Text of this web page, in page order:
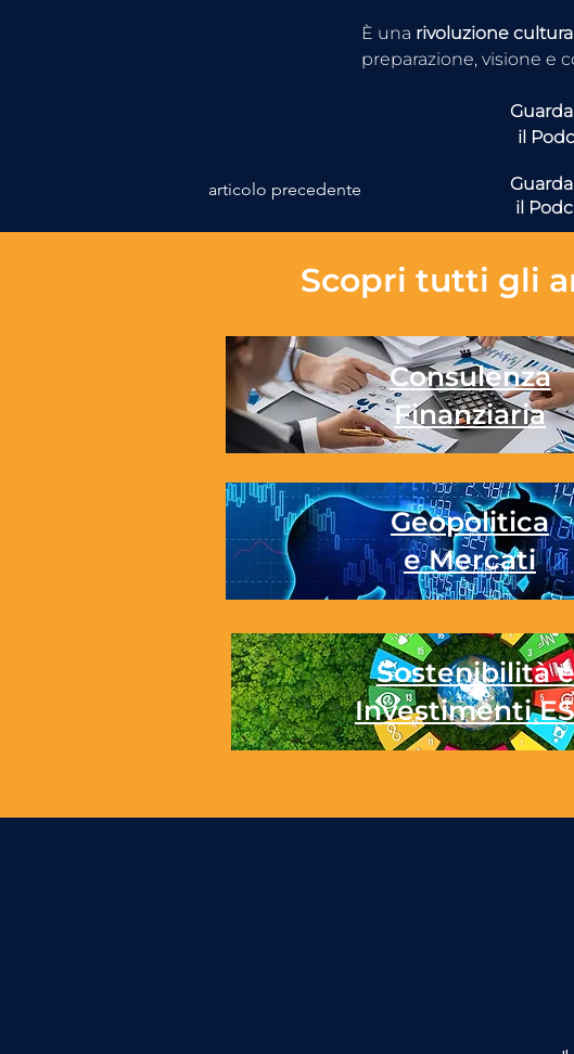
È una rivoluzione
preparazione, visione e
il
articolo precedente
il
Scopri tutti gli
Consulenza
Finanziaria
Geopolitica
e Mercati
Sostenibilità e
Investimenti